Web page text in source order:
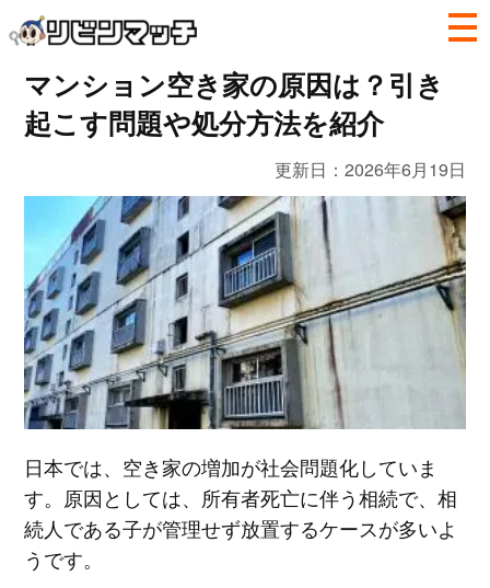
マンション空き家の原因は？引き
起こす問題や処分方法を紹介
更新日：2026年6月19日
日本では、空き家の増加が社会問題化していま
す。原因としては、所有者死亡に伴う相続で、相
続人である子が管理せず放置するケースが多いよ
うです。